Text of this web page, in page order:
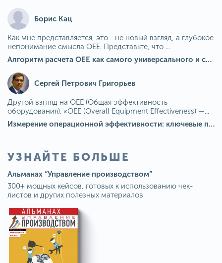
Борис Кац
Как мне представляется, это - не новый взгляд, а глубокое
непонимание смысла OEE. Представьте, что ...
Алгоритм расчета ОЕЕ как самого универсального и современного показателя эффективности оборудования в мире
Сергей Петрович Григорьев
Другой взгляд на OEE (Общая эффективность
оборудования). «OEE (Overall Equipment Effectiveness) —...
Измерение операционной эффективности: ключевые показатели для непрерывного совершенствования
УЗНАЙТЕ БОЛЬШЕ
Альманах “Управление производством”
300+ мощных кейсов, готовых к использованию чек-
листов и других полезных материалов